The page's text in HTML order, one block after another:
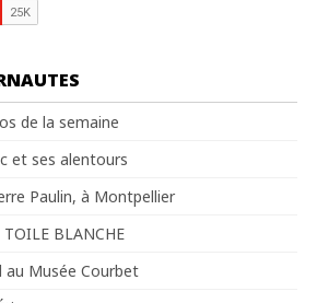
de la semaine
et ses alentours
Paulin, à Montpellier
BLANCHE
au Musée Courbet